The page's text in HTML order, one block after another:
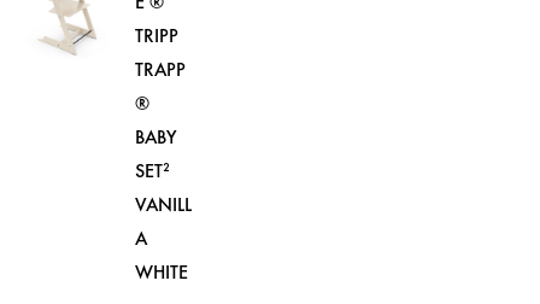
TRIPP
TRAPP
®
BABY
SET²
VANILL
A
WHITE